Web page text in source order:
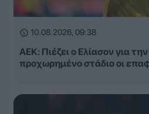
10.08.2026, 09:38
ΑΕΚ: Πιέζει ο Ελίασον για
προχωρημένο στάδιο οι